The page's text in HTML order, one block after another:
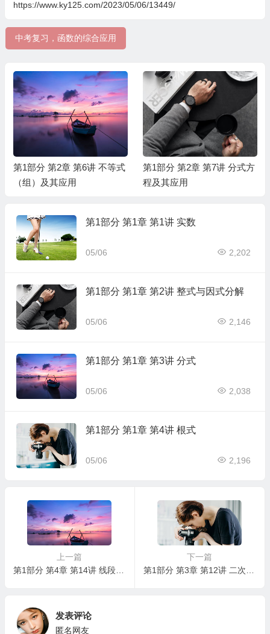
https://www.ky125.com/2023/05/06/13449/
中考复习，函数的综合应用
第1部分 第2章 第6讲 不等式
（组）及其应用
第1部分 第2章 第7讲 分式方
程及其应用
第1部分 第1章 第1讲 实数
05/06 2,202
第1部分 第1章 第2讲 整式与因式分解
05/06 2,146
第1部分 第1章 第3讲 分式
05/06 2,038
第1部分 第1章 第4讲 根式
05/06 2,196
上一篇
第1部分 第4章 第14讲 线段与角、相交线与平行线
下一篇
发表评论
匿名网友